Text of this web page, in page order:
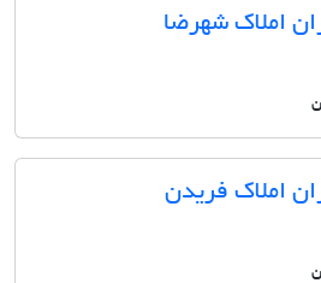
املاک شهرضا
املاک فریدن